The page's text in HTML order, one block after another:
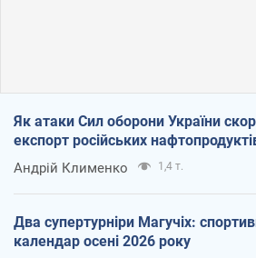
Як атаки Сил оборони України
експорт російських
Андрій Клименко 1,4 т.
Два супертурніри Магучіх:
календар осені 2026 року